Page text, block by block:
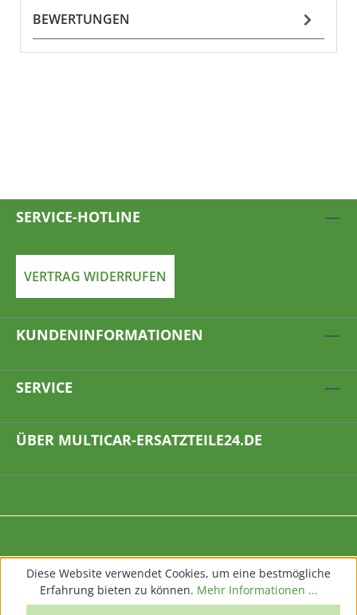
BEWERTUNGEN
SERVICE-HOTLINE
VERTRAG WIDERRUFEN
KUNDENINFORMATIONEN
SERVICE
ÜBER MULTICAR-ERSATZTEILE24.DE
Diese Website verwendet Cookies, um eine bestmögliche
Erfahrung bieten zu können. Mehr Informationen ...